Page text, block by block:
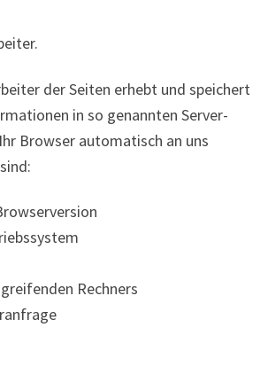
der Seiten erhebt und speichert
in so genannten Server-
Browser automatisch an uns
Rechners